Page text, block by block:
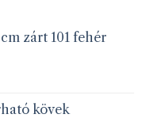
zárt 101 fehér
kövek